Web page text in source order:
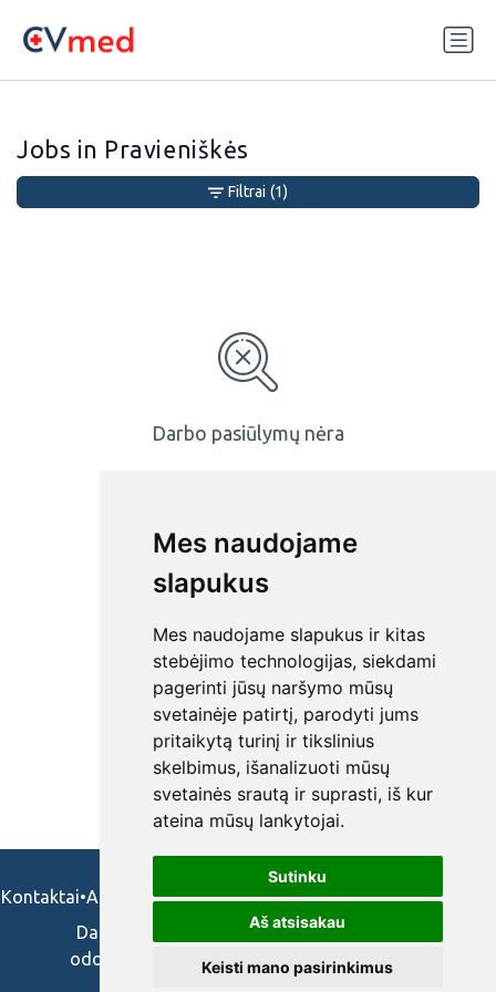
Mes naudojame
slapukus
Mes naudojame slapukus ir kitas
stebėjimo technologijas, siekdami
pagerinti jūsų naršymo mūsų
svetainėje patirtį, parodyti jums
pritaikytą turinį ir tikslinius
skelbimus, išanalizuoti mūsų
svetainės srautą ir suprasti, iš kur
ateina mūsų lankytojai.
Sutinku
Aš atsisakau
Keisti mano pasirinkimus
Jobs in Pravieniškės
Darbo pasiūlymų nėra
Filtrai (1)
Kontaktai•Apie mus•Naudojimosi taisykės•Privatumo politika
Darbo skelbimai ir pasiūlymai: gydytojams,
odontologams, slaugytojams, veterinarams,